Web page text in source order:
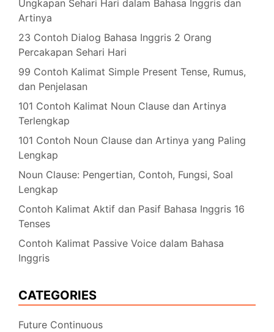
Ungkapan Sehari Hari dalam Bahasa Inggris dan
Artinya
23 Contoh Dialog Bahasa Inggris 2 Orang
Percakapan Sehari Hari
99 Contoh Kalimat Simple Present Tense, Rumus,
dan Penjelasan
101 Contoh Kalimat Noun Clause dan Artinya
Terlengkap
101 Contoh Noun Clause dan Artinya yang Paling
Lengkap
Noun Clause: Pengertian, Contoh, Fungsi, Soal
Lengkap
Contoh Kalimat Aktif dan Pasif Bahasa Inggris 16
Tenses
Contoh Kalimat Passive Voice dalam Bahasa
Inggris
CATEGORIES
Future Continuous